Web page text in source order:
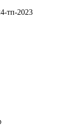
тп-2023